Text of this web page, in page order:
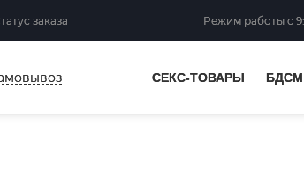
заказа Режим работы с
СЕКС-ТОВАРЫ БДСМ